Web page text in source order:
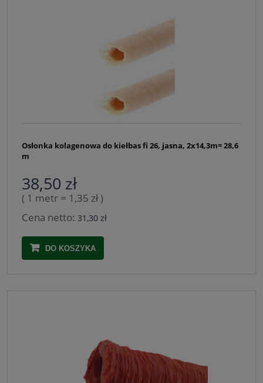
Osłonka kolagenowa do kiełbas fi 26, jasna, 2x14,3m= 28,6
m
38,50 zł
( 1 metr = 1,35 zł )
Cena netto: 31,30 zł
DO KOSZYKA